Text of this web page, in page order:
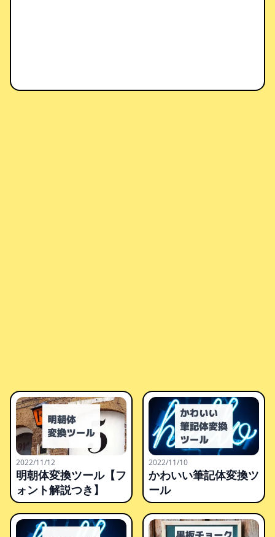
2022/11/12
明朝体変換ツール【フ
ォント解説つき】
2022/11/10
かわいい筆記体変換ツ
ール